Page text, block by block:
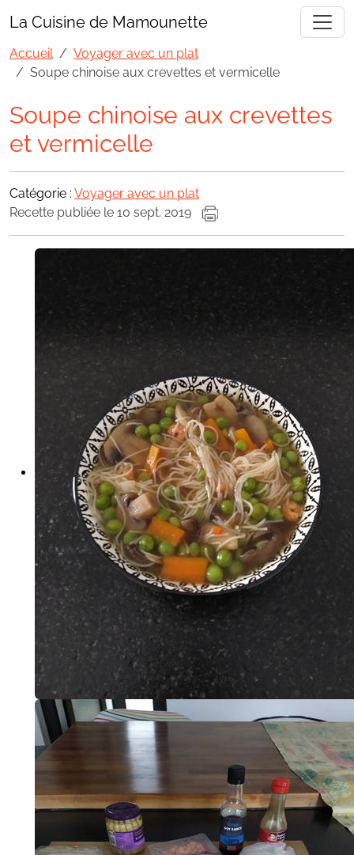
La Cuisine de Mamounette
Accueil
Voyager avec un plat
Soupe chinoise aux crevettes et vermicelle
Soupe chinoise aux crevettes
et vermicelle
Catégorie : Voyager avec un plat
Recette publiée le 10 sept. 2019